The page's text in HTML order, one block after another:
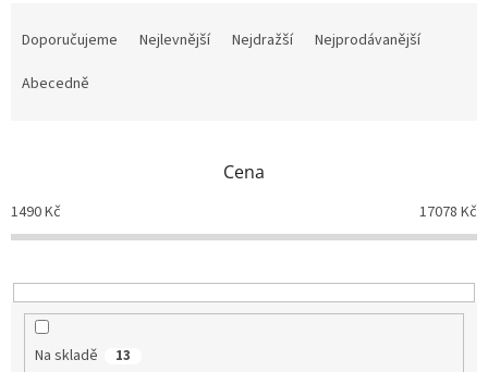
o
d
k
t
Doporučujeme Nejlevnější Nejdražší
Nejprodávanější
Abecedně
Cena
1490Kč 17078 Kč
Na skladě 13